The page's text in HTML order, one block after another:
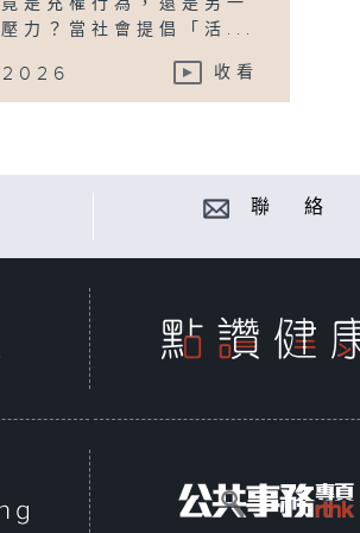
力？當社會提倡「活...
收看
聯 絡